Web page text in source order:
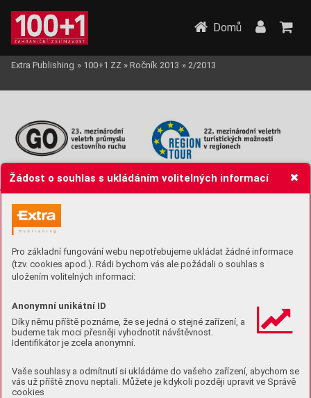
Žádost o souhlas s ukládáním volitelných informací
Pro základní fungování webu nepotřebujeme ukládat žádné informace
(tzv. cookies apod.). Rádi bychom vás ale požádali o souhlas s
uložením volitelných informací:
Anonymní unikátní ID
Díky němu příště poznáme, že se jedná o stejné zařízení, a
budeme tak moci přesněji vyhodnotit návštěvnost.
Identifikátor je zcela anonymní.
Vaše souhlasy a odmítnutí si ukládáme do vašeho zařízení, abychom se
vás už příště znovu neptali. Můžete je kdykoli později upravit ve Správě
cookies
Domů
Extra Publishing » 100+1 ZZ » Ročník 2013 » 2/2013